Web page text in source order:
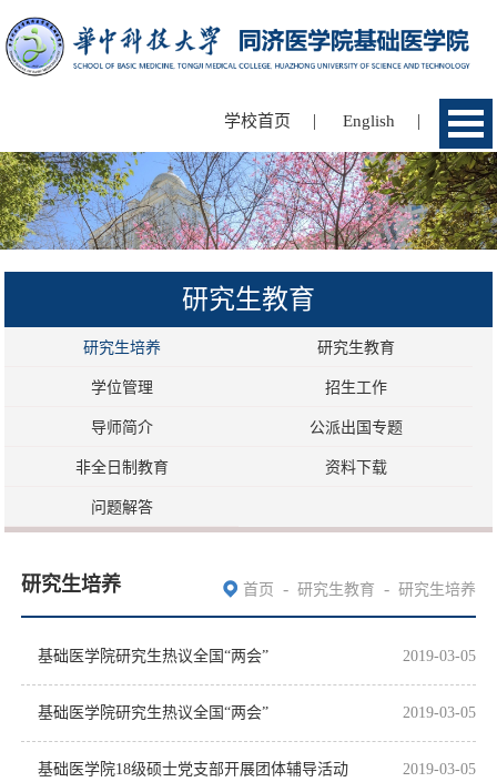
学校首页 | English |
研究生教育
研究生培养 研究生教育
学位管理 招生工作
导师简介 公派出国专题
非全日制教育 资料下载
问题解答
研究生培养 首页 - 研究生教育 - 研究生培养
基础医学院研究生热议全国“两会” 2019-03-05
基础医学院研究生热议全国“两会” 2019-03-05
基础医学院18级硕士党支部开展团体辅导活动 2019-03-05